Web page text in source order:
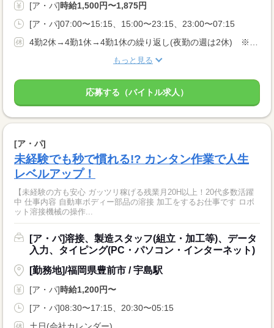
[ア・パ]時給1,500円〜1,875円
[ア・パ]07:00〜15:15、15:00〜23:15、23:00〜07:15
もっと見る
応募する（バイトル求人）
[ア・パ]
未経験でも秒で慣れる!? カンタン作業で人生
レベルアップ！
【未経験の方も安心 ガッツリ稼げる残業月20H以上！20代多数活躍
中 仕事内容 自動車ボディー部品の溶接 加工をするお仕事です ロボ
ット溶接機械の操作...
[ア・パ]溶接、製造スタッフ(組立・加工等)、データ
入力、タイピング(PC・パソコン・インターネット)
[勤務地]/福岡県豊前市 / 宇島駅
[ア・パ]時給1,200円〜
[ア・パ]08:30〜17:15、20:30〜05:15